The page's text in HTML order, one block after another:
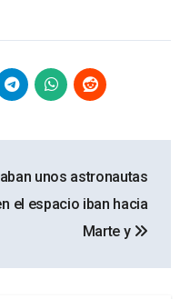
unos astronautas
el espacio iban hacia
Marte y